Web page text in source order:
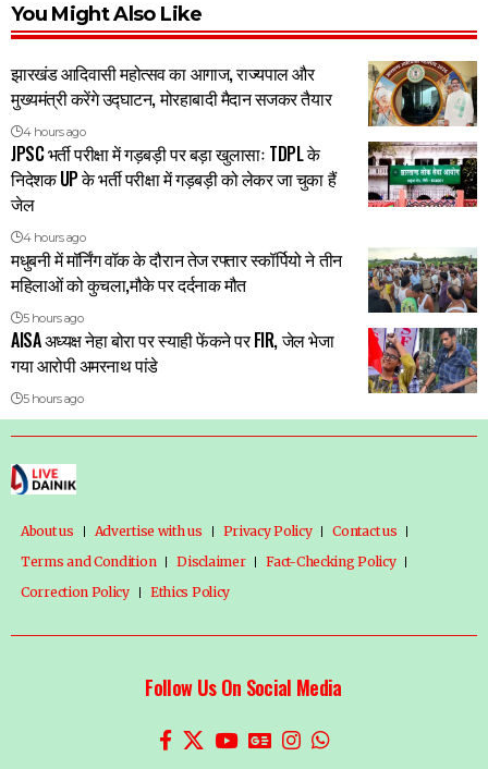
You Might Also Like
झारखंड आदिवासी महोत्सव का आगाज, राज्यपाल और
मुख्यमंत्री करेंगे उद्घाटन, मोरहाबादी मैदान सजकर तैयार
4 hours ago
JPSC भर्ती परीक्षा में गड़बड़ी पर बड़ा खुलासाः TDPL के
निदेशक UP के भर्ती परीक्षा में गड़बड़ी को लेकर जा चुका हैं
जेल
4 hours ago
मधुबनी में मॉर्निंग वॉक के दौरान तेज रफ्तार स्कॉर्पियो ने तीन
महिलाओं को कुचला,मौके पर दर्दनाक मौत
5 hours ago
AISA अध्यक्ष नेहा बोरा पर स्याही फेंकने पर FIR, जेल भेजा
गया आरोपी अमरनाथ पांडे
5 hours ago
About us Advertise with us Privacy Policy
Contact us
Terms and Condition
Disclaimer
Fact-Checking Policy
Correction Policy
Ethics Policy
Follow Us On Social Media